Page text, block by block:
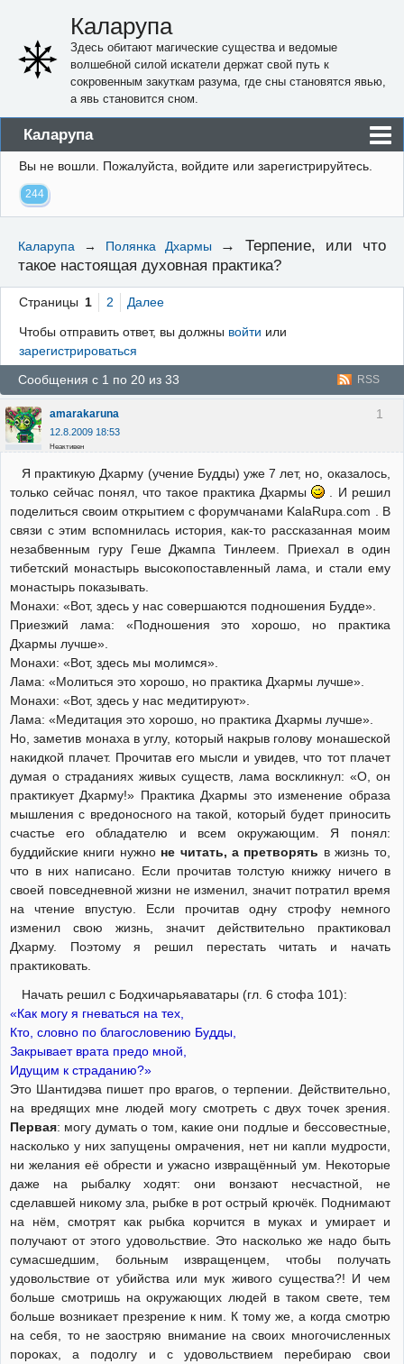
Каларупа
Здесь обитают магические существа и ведомые
волшебной силой искатели держат свой путь к
сокровенным закуткам разума, где сны становятся явью,
а явь становится сном.
Каларупа
Блог
Форум
Правила
Регистрация
Вход
Вы не вошли. Пожалуйста, войдите или зарегистрируйтесь.
244
Каларупа → Полянка Дхармы →Терпение, или что
такое настоящая духовная практика?
Страницы 1 2 Далее
Чтобы отправить ответ, вы должны войти или
зарегистрироваться
RSS
Сообщения с 1 по 20 из 33
1
amarakaruna
12.8.2009 18:53
Неактивен
Я практикую Дхарму (учение Будды) уже 7 лет, но, оказалось,
только сейчас понял, что такое практика Дхармы
. И решил
поделиться своим открытием с форумчанами KalaRupa.com . В
связи с этим вспомнилась история, как-то рассказанная моим
незабвенным гуру Геше Джампа Тинлеем. Приехал в один
тибетский монастырь высокопоставленный лама, и стали ему
монастырь показывать.
Монахи: «Вот, здесь у нас совершаются подношения Будде».
Приезжий лама: «Подношения это хорошо, но практика
Дхармы лучше».
Монахи: «Вот, здесь мы молимся».
Лама: «Молиться это хорошо, но практика Дхармы лучше».
Монахи: «Вот, здесь у нас медитируют».
Лама: «Медитация это хорошо, но практика Дхармы лучше».
Но, заметив монаха в углу, который накрыв голову монашеской
накидкой плачет. Прочитав его мысли и увидев, что тот плачет
думая о страданиях живых существ, лама воскликнул: «О, он
практикует Дхарму!» Практика Дхармы это изменение образа
мышления с вредоносного на такой, который будет приносить
счастье его обладателю и всем окружающим. Я понял:
буддийские книги нужно не читать, а претворять в жизнь то,
что в них написано. Если прочитав толстую книжку ничего в
своей повседневной жизни не изменил, значит потратил время
на чтение впустую. Если прочитав одну строфу немного
изменил свою жизнь, значит действительно практиковал
Дхарму. Поэтому я решил перестать читать и начать
практиковать.
Начать решил с Бодхичарьяаватары (гл. 6 стофа 101):
«Как могу я гневаться на тех,
Кто, словно по благословению Будды,
Закрывает врата предо мной,
Идущим к страданию?»
Это Шантидэва пишет про врагов, о терпении. Действительно,
на вредящих мне людей могу смотреть с двух точек зрения.
Первая: могу думать о том, какие они подлые и бессовестные,
насколько у них запущены омрачения, нет ни капли мудрости,
ни желания её обрести и ужасно извращённый ум. Некоторые
даже на рыбалку ходят: они вонзают несчастной, не
сделавшей никому зла, рыбке в рот острый крючёк. Поднимают
на нём, смотрят как рыбка корчится в муках и умирает и
получают от этого удовольствие. Это насколько же надо быть
сумасшедшим, больным извращенцем, чтобы получать
удовольствие от убийства или мук живого существа?! И чем
больше смотришь на окружающих людей в таком свете, тем
больше возникает презрение к ним. К тому же, а когда смотрю
на себя, то не заостряю внимание на своих многочисленных
пороках, а подолгу и с удовольствием перебираю свои